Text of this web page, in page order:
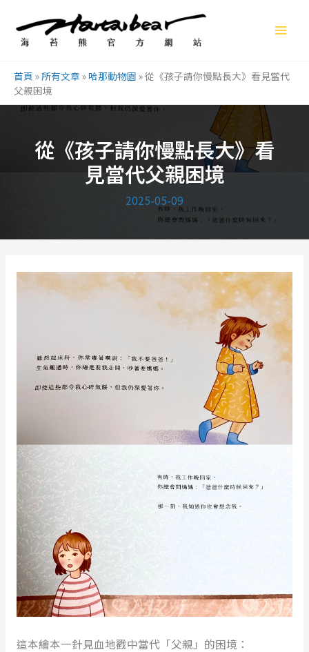
容
首頁 »所有文章 »哈那動物園 »從《孩子請你慢點長大》看見當代
父親困境
從《孩子請你慢點長大》看
見當代父親困境
2025-05-09
這本繪本一針見血地戳中當代「父親」的困境：